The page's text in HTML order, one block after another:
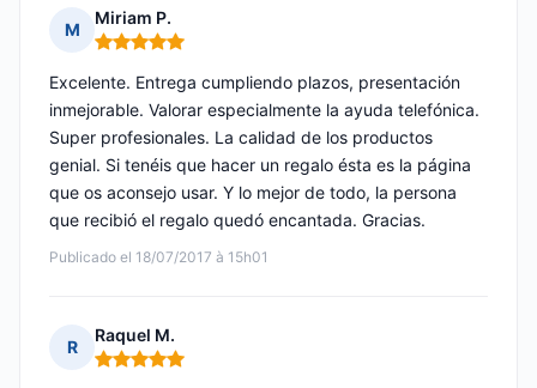
M
Miriam P.
Nota: 5 de 5
Publicado el 18/07/2017 à 15h01
Excelente. Entrega cumpliendo plazos, presentación
inmejorable. Valorar especialmente la ayuda telefónica.
Super profesionales. La calidad de los productos
genial. Si tenéis que hacer un regalo ésta es la página
que os aconsejo usar. Y lo mejor de todo, la persona
que recibió el regalo quedó encantada. Gracias.
R
Raquel M.
Nota: 5 de 5